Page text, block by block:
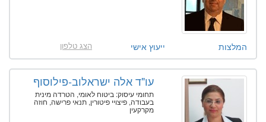
הצג טלפון ייעוץ אישי המלצות
עו"ד אלה ישראלוב-פילוסוף
תחומי עיסוק: ביטוח לאומי, הטרדה מינית
בעבודה, פיצויי פיטורין, תנאי פרישה, חוזה
מקרקעין